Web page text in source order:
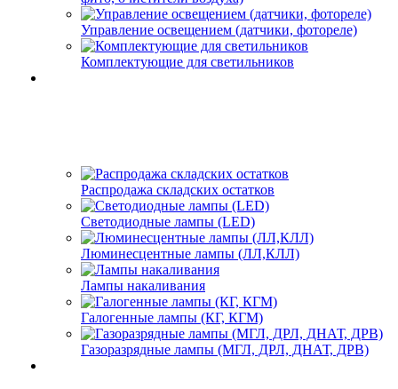
Управление освещением (датчики, фотореле)
Комплектующие для светильников
Распродажа складских остатков
Светодиодные лампы (LED)
Люминесцентные лампы (ЛЛ,КЛЛ)
Лампы накаливания
Галогенные лампы (КГ, КГМ)
Газоразрядные лампы (МГЛ, ДРЛ, ДНАТ, ДРВ)